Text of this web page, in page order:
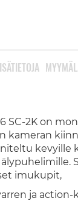
SC-2K on
kameran
kevyille
imukupit,
ja action-